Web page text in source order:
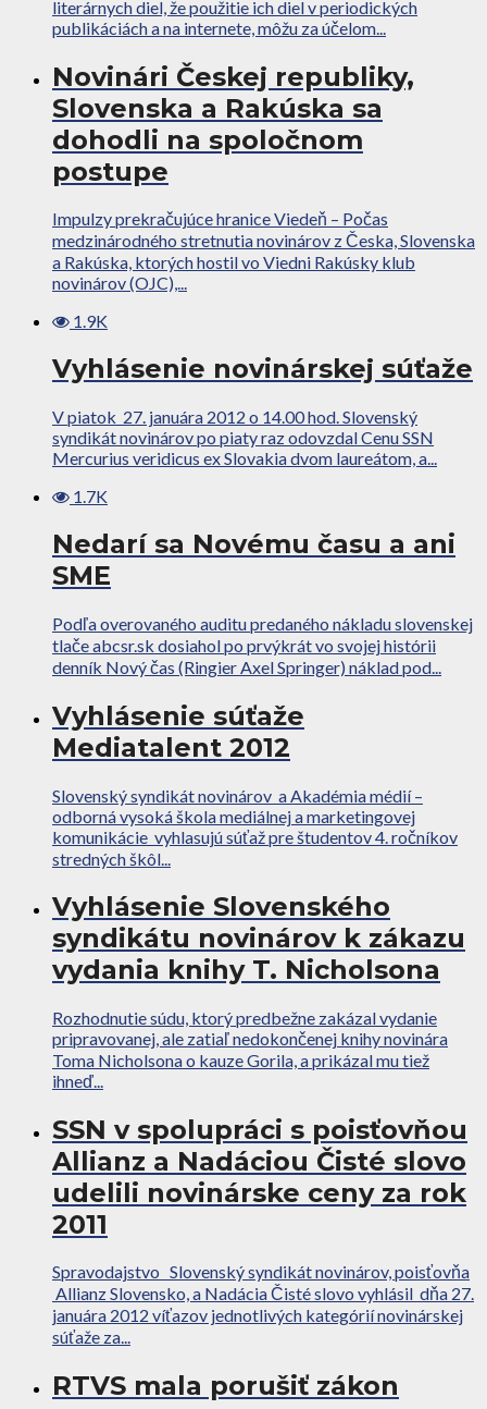
literárnych diel, že použitie ich diel v periodických
publikáciách a na internete, môžu za účelom...
Novinári Českej republiky,
Slovenska a Rakúska sa
dohodli na spoločnom
postupe
Impulzy prekračujúce hranice Viedeň – Počas
medzinárodného stretnutia novinárov z Česka, Slovenska
a Rakúska, ktorých hostil vo Viedni Rakúsky klub
novinárov (OJC),...
1.9K
Vyhlásenie novinárskej súťaže
V piatok 27. januára 2012 o 14.00 hod. Slovenský
syndikát novinárov po piaty raz odovzdal Cenu SSN
Mercurius veridicus ex Slovakia dvom laureátom, a...
1.7K
Nedarí sa Novému času a ani
SME
Podľa overovaného auditu predaného nákladu slovenskej
tlače abcsr.sk dosiahol po prvýkrát vo svojej histórii
denník Nový čas (Ringier Axel Springer) náklad pod...
Vyhlásenie súťaže
Mediatalent 2012
Slovenský syndikát novinárov a Akadémia médií –
odborná vysoká škola mediálnej a marketingovej
komunikácie vyhlasujú súťaž pre študentov 4. ročníkov
stredných škôl...
Vyhlásenie Slovenského
syndikátu novinárov k zákazu
vydania knihy T. Nicholsona
Rozhodnutie súdu, ktorý predbežne zakázal vydanie
pripravovanej, ale zatiaľ nedokončenej knihy novinára
Toma Nicholsona o kauze Gorila, a prikázal mu tiež
ihneď...
SSN v spolupráci s poisťovňou
Allianz a Nadáciou Čisté slovo
udelili novinárske ceny za rok
2011
Spravodajstvo Slovenský syndikát novinárov, poisťovňa
Allianz Slovensko, a Nadácia Čisté slovo vyhlásil dňa 27.
januára 2012 víťazov jednotlivých kategórií novinárskej
súťaže za...
RTVS mala porušiť zákon